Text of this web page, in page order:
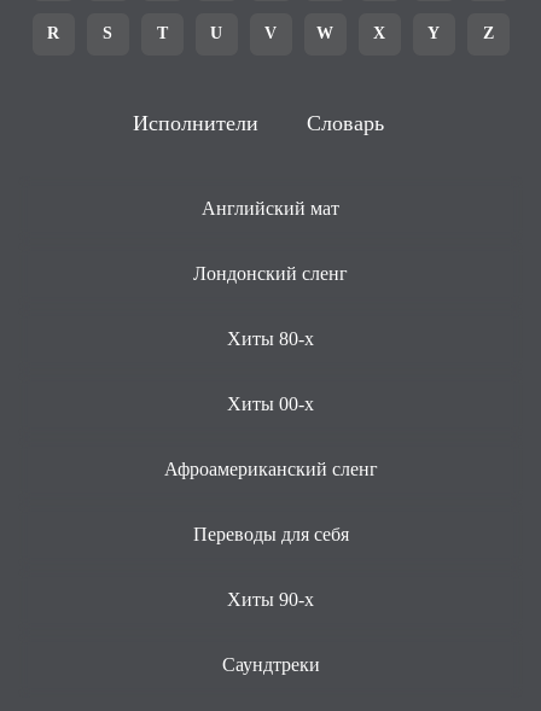
R S T U V W X Y Z
Исполнители Словарь
Английский мат
Лондонский сленг
Хиты 80-х
Хиты 00-х
Афроамериканский сленг
Переводы для себя
Хиты 90-х
Саундтреки